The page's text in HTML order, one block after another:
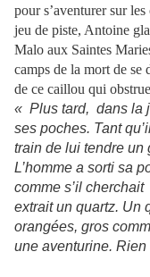
pour s’aventurer sur
jeu de piste, Antoine
Malo aux Saintes
camps de la mort de se
de ce caillou qui
« Plus tard, dans la
ses poches. Tant
train de lui tendre un
L’homme a sorti sa
comme s’il
extrait un quartz. Un
orangées, gros
une aventurine.